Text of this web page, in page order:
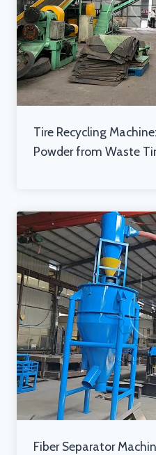
Tire Recycling
Powder from Waste
Fiber Separator